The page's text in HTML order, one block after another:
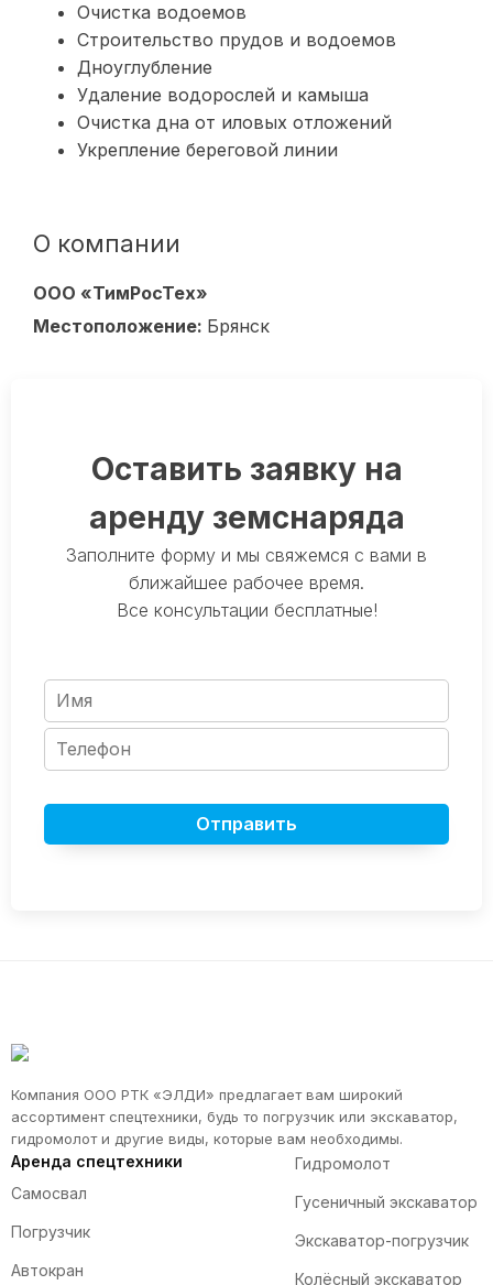
Очистка водоемов
Строительство прудов и водоемов
Дноуглубление
Удаление водорослей и камыша
Очистка дна от иловых отложений
Укрепление береговой линии
О компании
ООО «ТимРосТех»
Местоположение: Брянск
Оставить заявку на
аренду земснаряда
Заполните форму и мы свяжемся с вами в
ближайшее рабочее время.
Все консультации бесплатные!
Компания ООО РТК «ЭЛДИ» предлагает вам широкий
ассортимент спецтехники, будь то погрузчик или экскаватор,
гидромолот и другие виды, которые вам необходимы.
Аренда спецтехники
Самосвал
Погрузчик
Автокран
Гидромолот
Гусеничный экскаватор
Экскаватор-погрузчик
Колёсный экскаватор